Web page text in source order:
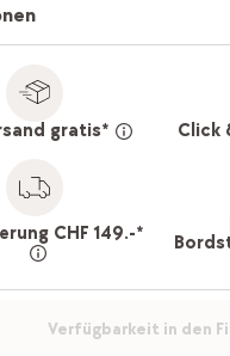
gratis* Click
CHF 149.-*
Verfügbarkeit in den